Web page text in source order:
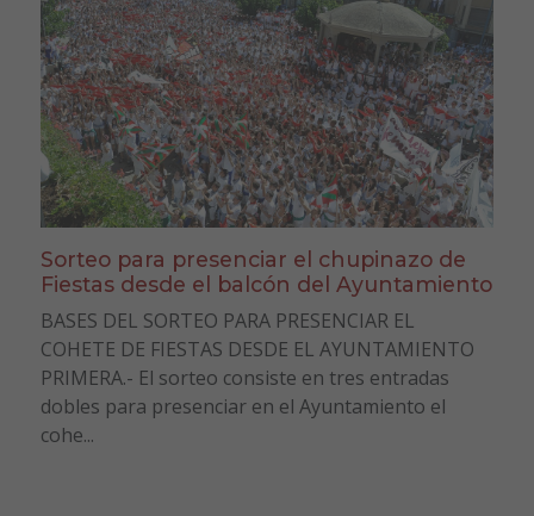
Sorteo para presenciar el chupinazo de
Fiestas desde el balcón del Ayuntamiento
BASES DEL SORTEO PARA PRESENCIAR EL
COHETE DE FIESTAS DESDE EL AYUNTAMIENTO
PRIMERA.- El sorteo consiste en tres entradas
dobles para presenciar en el Ayuntamiento el
cohe...